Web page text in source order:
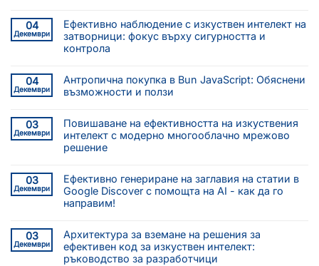
04
Декември
Ефективно наблюдение с изкуствен интелект на
затворници: фокус върху сигурността и
контрола
04
Декември
Антропична покупка в Bun JavaScript: Обяснени
възможности и ползи
03
Декември
Повишаване на ефективността на изкуствения
интелект с модерно многооблачно мрежово
решение
03
Декември
Ефективно генериране на заглавия на статии в
Google Discover с помощта на AI - как да го
направим!
03
Декември
Архитектура за вземане на решения за
ефективен код за изкуствен интелект:
ръководство за разработчици